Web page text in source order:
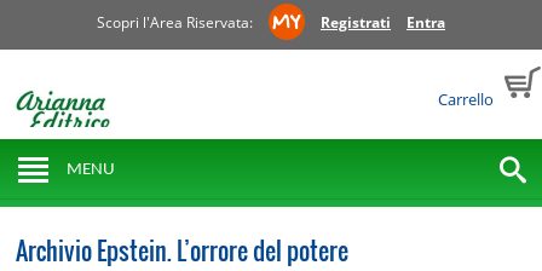
Scopri l'Area Riservata: Registrati Entra
Carrello
MENU
Archivio Epstein. L’orrore del potere